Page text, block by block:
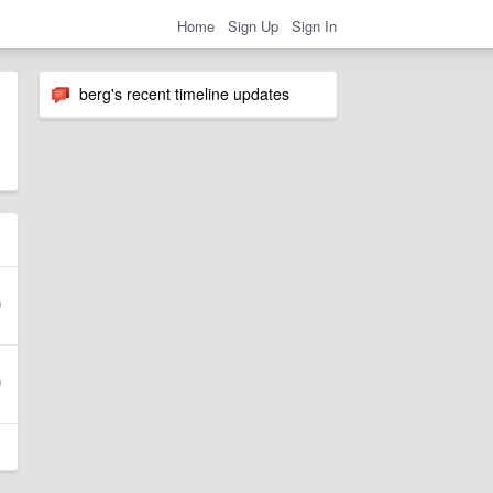
Home Sign Up Sign In
berg's recent timeline updates